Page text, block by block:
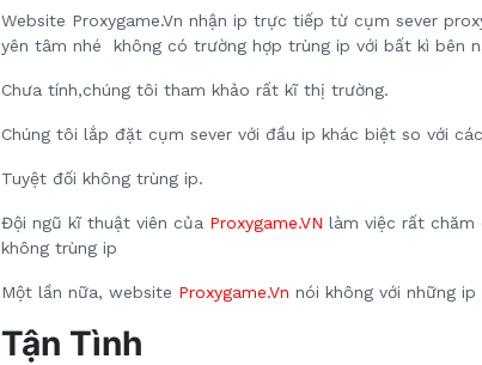
Website Proxygame.Vn nhận ip trực tiếp từ cụm sever
yên tâm nhé không có trường hợp trùng ip với bất kì bên
Chưa tính,chúng tôi tham khảo rất kĩ thị trường.
Chúng tôi lắp đặt cụm sever với đầu ip khác biệt so với
Tuyệt đối không trùng ip.
Đội ngũ kĩ thuật viên của Proxygame.VN làm việc rất chăm
không trùng ip
Một lần nữa, website Proxygame.Vn nói không với những
Tận Tình